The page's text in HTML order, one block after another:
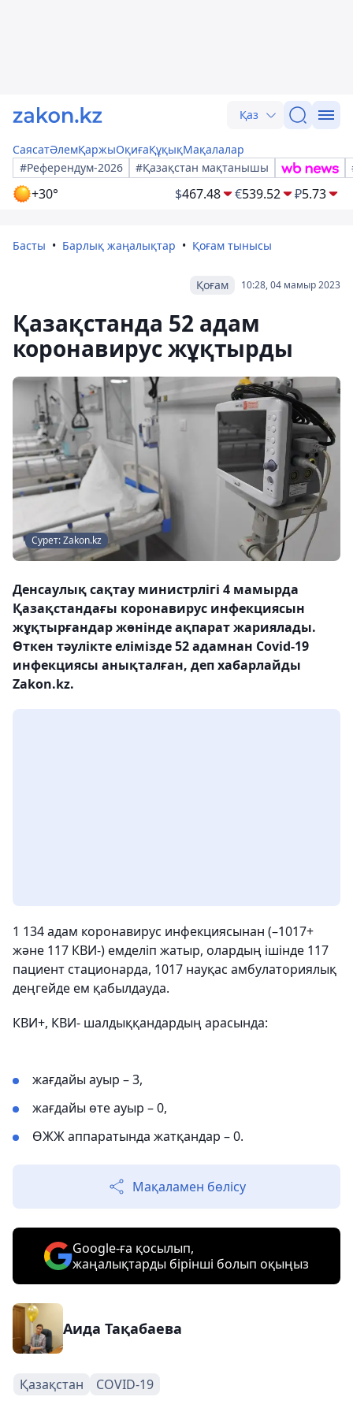
Қаз
СаясатӘлемҚаржыОқиғаҚұқықМақалалар
#Референдум-2026
#Қазақстан мақтанышы
+30° $467.48 €539.52 ₽5.73
Басты Барлық жаңалықтар Қоғам тынысы
10:28, 04 мамыр 2023
Қоғам
Қазақстанда 52 адам
коронавирус жұқтырды
Сурет: Zakon.kz
Денсаулық сақтау министрлігі 4 мамырда
Қазақстандағы коронавирус инфекциясын
жұқтырғандар жөнінде ақпарат жариялады.
Өткен тәулікте елімізде 52 адамнан Сovid-19
инфекциясы анықталған, деп хабарлайды
Zakon.kz.
1 134 адам коронавирус инфекциясынан (–1017+
және 117 КВИ-) емделіп жатыр, олардың ішінде 117
пациент стационарда, 1017 науқас амбулаториялық
деңгейде ем қабылдауда.
КВИ+, КВИ- шалдыққандардың арасында:
жағдайы ауыр – 3,
жағдайы өте ауыр – 0,
ӨЖЖ аппаратында жатқандар – 0.
Мақаламен бөлісу
Google-ға қосылып,
жаңалықтарды бірінші болып оқыңыз
Аида Тақабаева
Қазақстан COVID-19